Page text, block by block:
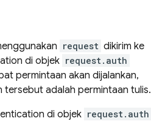
request dikirim ke
di objek request.auth
permintaan akan dijalankan,
tersebut adalah permintaan tulis.
di objek request.auth